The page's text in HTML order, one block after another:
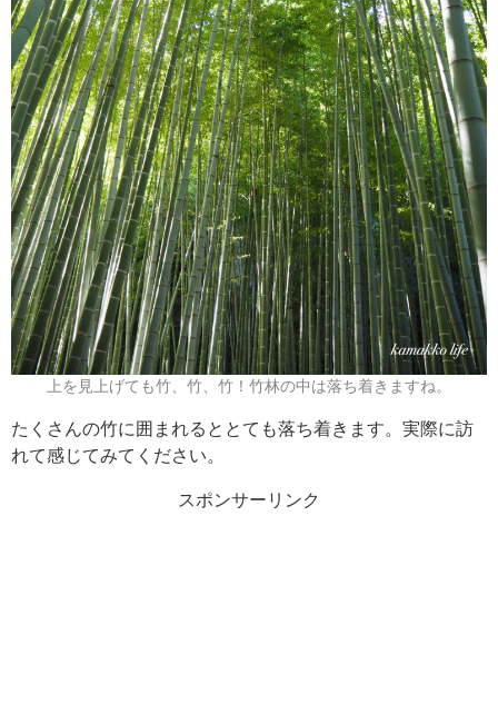
上を見上げても竹、竹、竹！竹林の中は落ち着きますね。
たくさんの竹に囲まれるととても落ち着きます。実際に訪
れて感じてみてください。
スポンサーリンク